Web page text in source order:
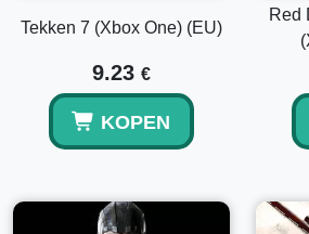
Tekken 7 (Xbox One) (EU)
9.23 €
KOPEN
Red